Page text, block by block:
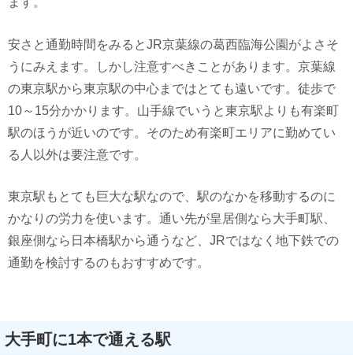
安さと通勤時間をみるとJR京葉線の葛西臨海公園がよさそ
うにみえます。しかし注意すべきことがあります。京葉線
の東京駅から東京駅の中心まではとても遠いです。徒歩で
10～15分かかります。山手線でいうと東京駅よりも有楽町
駅のほうが近いのです。そのため有楽町エリアに勤めてい
る人以外は要注意です。
東京駅もとても巨大な駅なので、駅のなかを移動するのに
かなりの労力を使います。通い先が皇居側なら大手町駅、
銀座側なら日本橋駅から通うなど、JRではなく地下鉄での
通勤を検討するのもおすすめです。
大手町に1本で通える駅